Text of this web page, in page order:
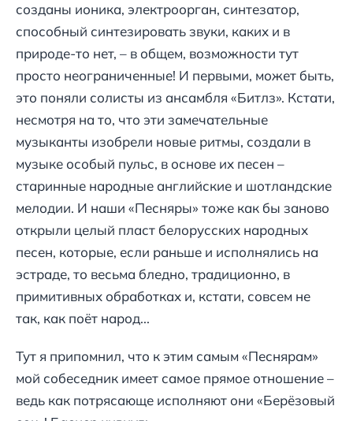
созданы ионика, электроорган, синтезатор,
способный синтезировать звуки, каких и в
природе-то нет, – в общем, возможности тут
просто неограниченные! И первыми, может быть,
это поняли солисты из ансамбля «Битлз». Кстати,
несмотря на то, что эти замечательные
музыканты изобрели новые ритмы, создали в
музыке особый пульс, в основе их песен –
старинные народные английские и шотландские
мелодии. И наши «Песняры» тоже как бы заново
открыли целый пласт белорусских народных
песен, которые, если раньше и исполнялись на
эстраде, то весьма бледно, традиционно, в
примитивных обработках и, кстати, совсем не
так, как поёт народ...
Тут я припомнил, что к этим самым «Песнярам»
мой собеседник имеет самое прямое отношение –
ведь как потрясающе исполняют они «Берёзовый